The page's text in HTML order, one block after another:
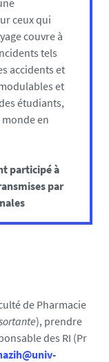
ceux qui
couvre à
tels
accidents et
et
étudiants,
en
participé à
par
de Pharmacie
), prendre
des RI (Pr